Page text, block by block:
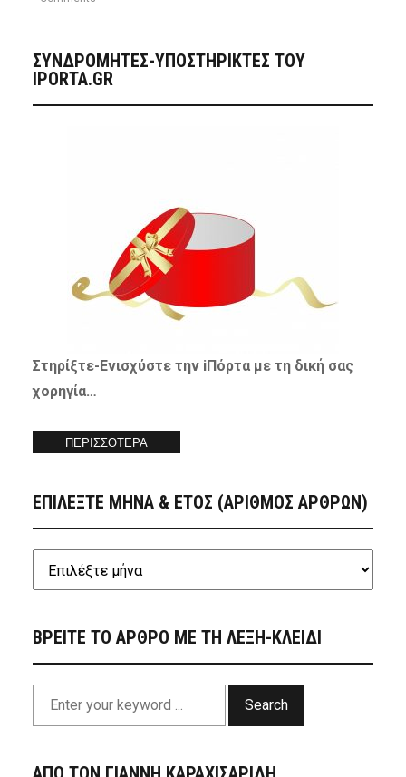
ΣΥΝΔΡΟΜΗΤΈΣ-ΥΠΟΣΤΗΡΙΚΤΈΣ ΤΟΥ
IPORTA.GR
Στηρίξτε- Ενισχύστετην iΠόρτα με τη δική σας
χορηγία…
ΠΕΡΙΣΣΟΤΕΡΑ
ΕΠΙΛΕΞΤΕ ΜΗΝΑ & ΕΤΟΣ (ΑΡΙΘΜΟΣ ΑΡΘΡΩΝ)
ΒΡΕΙΤΕ ΤΟ ΑΡΘΡΟ ΜΕ ΤΗ ΛΕΞΗ-ΚΛΕΙΔΙ
Search